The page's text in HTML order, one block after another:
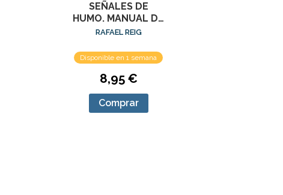
SEÑALES DE
HUMO. MANUAL DE
LITERATURA PARA
RAFAEL REIG
Disponible en 1 semana
8,95 €
Comprar